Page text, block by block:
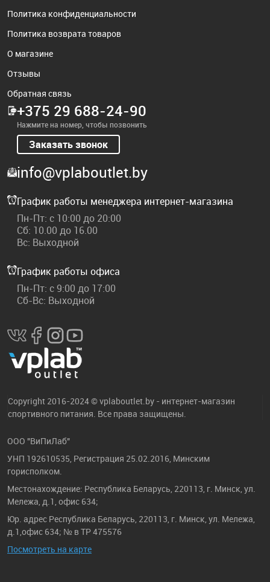
Политика конфиденциальности
Политика возврата товаров
О магазине
Отзывы
Обратная связь
+375 29 688-24-90
Нажмите на номер, чтобы позвонить
Заказать звонок
info@vplaboutlet.by
График работы менеджера интернет-магазина
Пн-Пт: с 10:00 до 20:00
Сб: 10.00 до 16.00
Вс: Выходной
График работы офиса
Пн-Пт: с 9:00 до 17:00
Сб-Вс: Выходной
Copyright 2016-2024 © vplaboutlet.by - интернет-магазин
спортивного питания. Все права защищены.
ООО "ВиПиЛаб"
УНП 192610535, Регистрация 25.02.2016, Минским
горисполком.
Местонахождение: Республика Беларусь, 220113, г. Минск, ул.
Мележа, д.1, офис 634;
Юр. адрес Республика Беларусь, 220113, г. Минск, ул. Мележа,
д.1,офис 634; № в ТР 475576
Посмотреть на карте